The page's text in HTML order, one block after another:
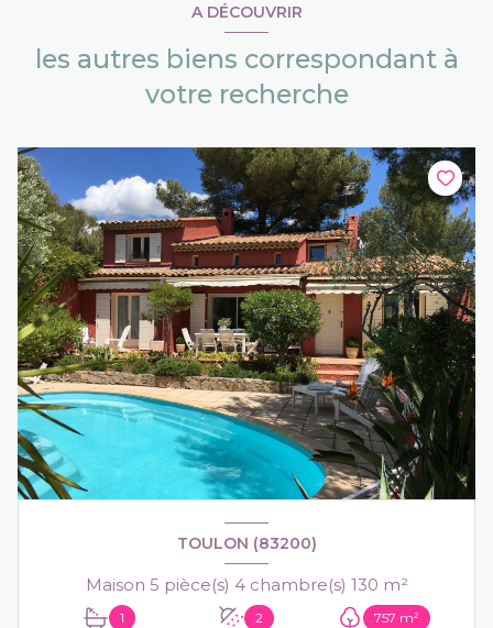
A DÉCOUVRIR
les autres biens correspondant à
votre recherche
TOULON (83200)
Maison 5 pièce(s) 4 chambre(s) 130 m²
1 2 757 m²